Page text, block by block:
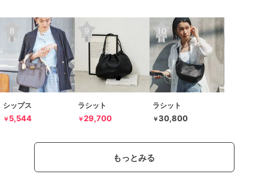
シップス
￥ 5,544
ラシット
￥29,700
ラシット
￥30,800
もっとみる